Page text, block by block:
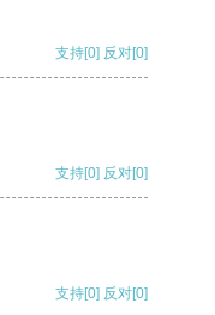
支持[0] 反对[0]
支持[0] 反对[0]
支持[0] 反对[0]